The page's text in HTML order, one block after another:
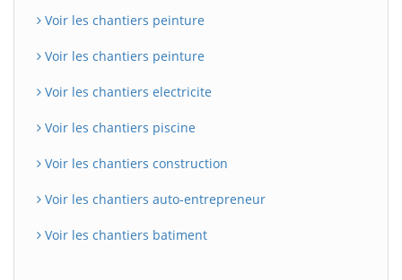
Voir les chantiers peinture
Voir les chantiers peinture
Voir les chantiers electricite
Voir les chantiers piscine
Voir les chantiers construction
Voir les chantiers auto-entrepreneur
Voir les chantiers batiment